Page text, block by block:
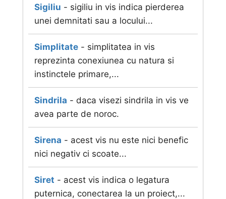
Sigiliu - sigiliu in vis indica pierderea
unei demnitati sau a locului...
Simplitate - simplitatea in vis
reprezinta conexiunea cu natura si
instinctele primare,...
Sindrila - daca visezi sindrila in vis ve
avea parte de noroc.
Sirena - acest vis nu este nici benefic
nici negativ ci scoate...
Siret - acest vis indica o legatura
puternica, conectarea la un proiect,...